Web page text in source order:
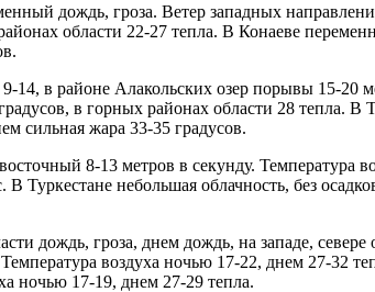
дождь, гроза. Ветер западных
области 22-27 тепла. В Конаеве
14, в районе Алакольских озер порывы 15-20
в горных районах области 28 тепла.
сильная жара 33-35 градусов.
8-13 метров в секунду.
Туркестане небольшая облачность, без
дождь, гроза, днем дождь, на западе,
воздуха ночью 17-22, днем 27-32
ночью 17-19, днем 27-29 тепла.